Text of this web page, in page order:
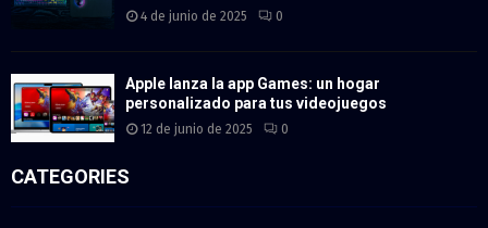
4 de junio de 2025 0
Apple lanza la app Games: un hogar
personalizado para tus videojuegos
12 de junio de 2025 0
CATEGORIES